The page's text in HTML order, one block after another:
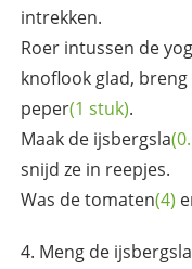
intrekken.
Roer intussen de
knoflook glad,
peper(1 stuk).
Maak de ijsbergsla
snijd ze in reepjes.
Was detomaten(4)
Meng de ijsbergsla